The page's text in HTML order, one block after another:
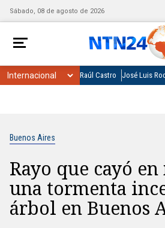
Sábado, 08 de agosto de 2026
Raúl Castro José Luis
Buenos Aires
Rayo que cayó
una tormenta
árbol en Buenos